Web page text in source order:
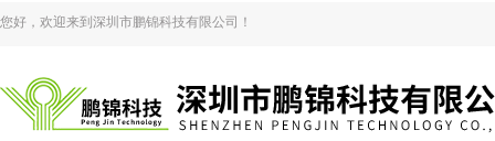
您好，欢迎来到深圳市鹏锦科技有限公司！